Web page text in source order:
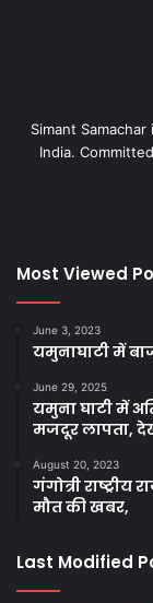
Simant
India.
Most Viewed
June 3, 2023
यमुनाघाटी में
June 29, 2025
यमुना घाटी में
मजदूर लापता,
August 20, 2023
गंगोत्री
मौत की खबर,
Last Modified